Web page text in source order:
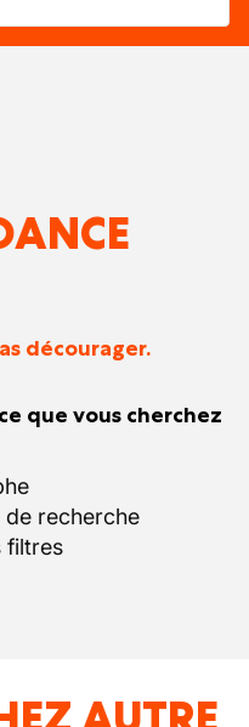
décourager.
que vous cherchez
de recherche
filtres